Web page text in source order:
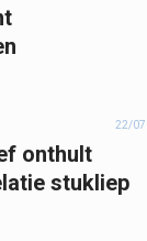
22/07
onthult
stukliep